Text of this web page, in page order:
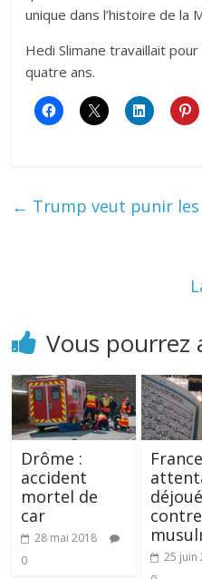
unique dans l’histoire de la
Hedi Slimane travaillait
quatre ans.
← Trump veut punir
Vous pourrez
Drôme :
accident
mortel de
car
28 mai 2018
0
25 juin